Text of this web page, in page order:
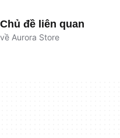
Chủ đề liên quan
về Aurora Store